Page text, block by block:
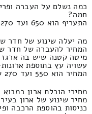
כמה נשלם על העברה
חמה?
התעריף הוא 650 ועד 270 שקל חדש.
מה יעלה שינוע של חדר
המחיר להעברה של חדר
מיטה קטנה שיש בה ארגז
עשויה עץ בתוספת
המחיר הוא 550 ועד 270 שקל.
מחירי הובלת ארון
כניסות בהוספת הרכבה